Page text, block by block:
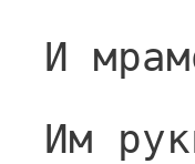
И
Им